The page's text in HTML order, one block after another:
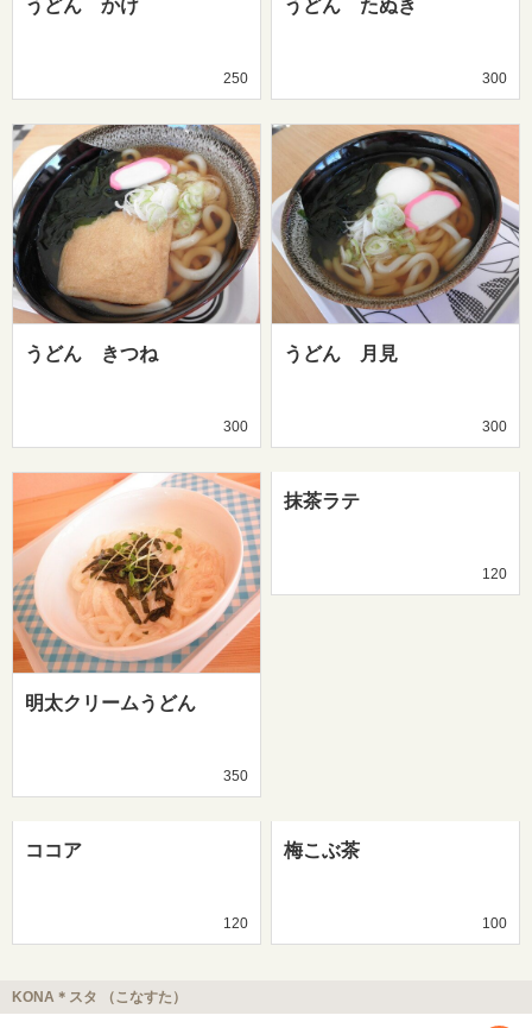
うどん かけ
250
うどん たぬき
300
うどん きつね
300
うどん 月見
300
明太クリームうどん
350
抹茶ラテ
120
ココア
120
梅こぶ茶
100
KONA＊スタ （こなすた）